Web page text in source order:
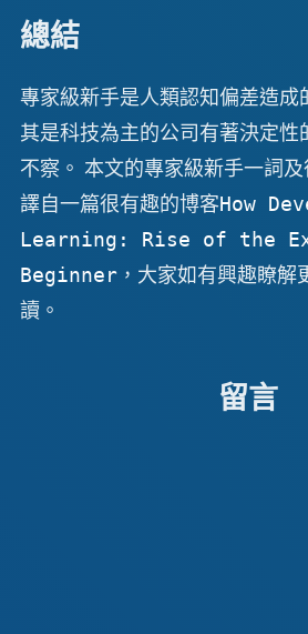
總結
專家級新手是人類認知偏差造成
其是科技為主的公司有著決定性
不察。 本文的專家級新手一詞
譯自一篇很有趣的博客How
Learning: Rise of the
Beginner ，大家如有興趣瞭解
讀。
留言